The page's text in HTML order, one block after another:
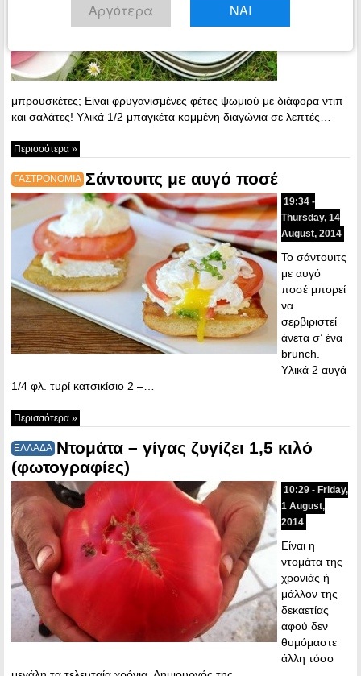
μπρουσκέτες; Είναι φρυγανισμένες φέτες ψωμιού με διάφορα ντιπ
και σαλάτες! Υλικά 1/2 μπαγκέτα κομμένη διαγώνια σε λεπτές…
Περισσότερα »
ΓΑΣΤΡΟΝΟΜΙΑ Σάντουιτς με αυγό ποσέ
19:34 -
Thursday, 14
August, 2014
Το σάντουιτς
με αυγό
ποσέ μπορεί
να
σερβιριστεί
άνετα σ’ ένα
brunch.
Υλικά 2 αυγά
1/4 φλ. τυρί κατσικίσιο 2 –…
Περισσότερα »
ΕΛΛΑΔΑ Ντομάτα – γίγας ζυγίζει 1,5 κιλό
(φωτογραφίες)
10:29 - Friday,
1 August,
2014
Είναι η
ντομάτα της
χρονιάς ή
μάλλον της
δεκαετίας
αφού δεν
θυμόμαστε
άλλη τόσο
Αργότερα ΝΑΙ